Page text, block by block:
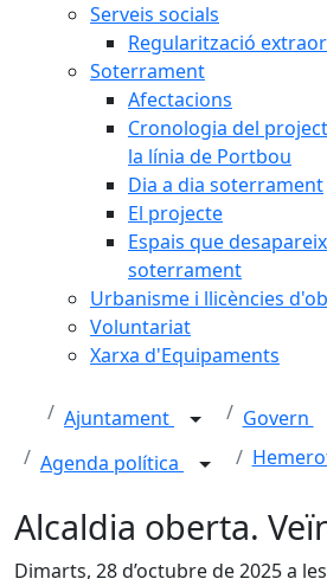
Serveis socials
Regularització
Soterrament
Afectacions
Cronologia del
la línia de Portbou
Dia a dia soterrament
El projecte
Espais que
soterrament
Urbanisme i llicències
Voluntariat
Xarxa d'Equipaments
Ajuntament
Govern
Agenda política
Alcaldia oberta.
Dimarts, 28 d’octubre de 2025 a